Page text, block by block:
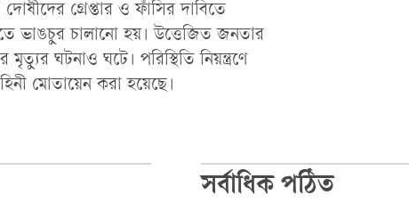
গ্রেপ্তার ও ফাঁসির দাবিতে
ভাঙচুর চালানো হয়। উত্তেজিত জনতার
ঘটনাও ঘটে। পরিস্থিতি নিয়ন্ত্রণে
মোতায়েন করা হয়েছে।
সর্বাধিক পঠিত